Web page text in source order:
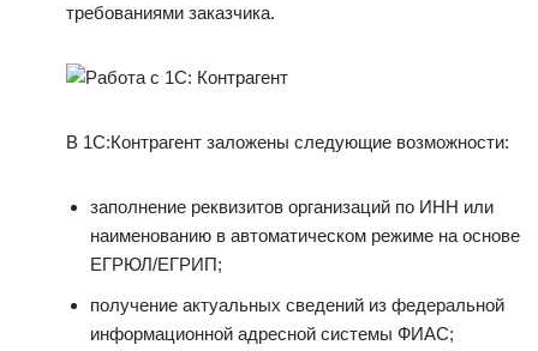
требованиями заказчика.
В 1С:Контрагент заложены следующие возможности:
заполнение реквизитов организаций по ИНН или
наименованию в автоматическом режиме на основе
ЕГРЮЛ/ЕГРИП;
получение актуальных сведений из федеральной
информационной адресной системы ФИАС;